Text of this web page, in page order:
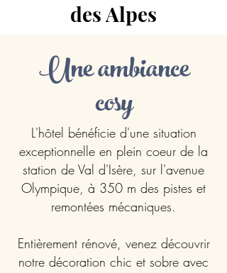
des Alpes
Une ambiance
cosy
L'hôtel bénéficie d'une situation
exceptionnelle en plein coeur de la
station de Val d'Isère, sur l'avenue
Olympique, à 350 m des pistes et
remontées mécaniques.
Entièrement rénové, venez découvrir
notre décoration chic et sobre avec